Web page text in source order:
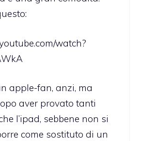
watch?
apple-fan, anzi, ma
aver provato tanti
l’ipad, sebbene non si
come sostituto di un